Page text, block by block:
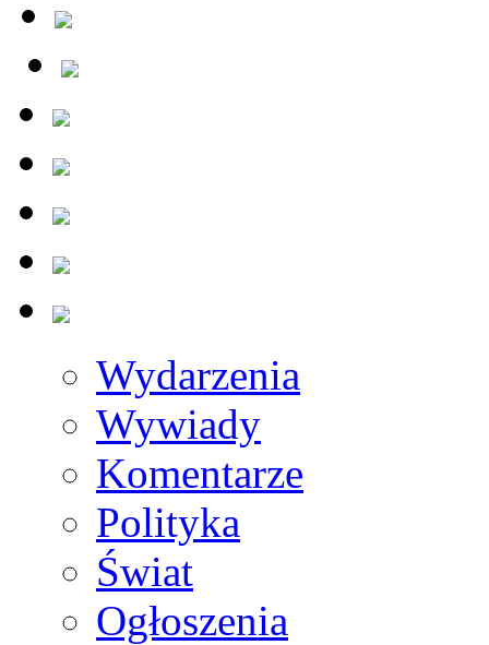
Wydarzenia
Wywiady
Komentarze
Polityka
Świat
Ogłoszenia